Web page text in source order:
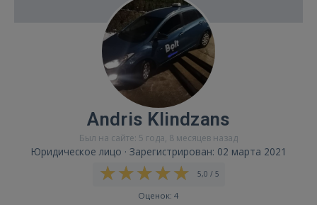
Andris Klindzans
Был на сайте: 5 года, 8 месяцев назад
Юридическое лицо · Зарегистрирован: 02 марта 2021
5,0 / 5
Оценок: 4